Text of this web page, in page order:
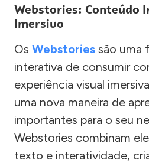
Webstories: Conteúdo
Imersivo
Os Webstories são uma
interativa de consumir
experiência visual
uma nova maneira de
importantes para o seu
Webstories combinam
texto e interatividade,